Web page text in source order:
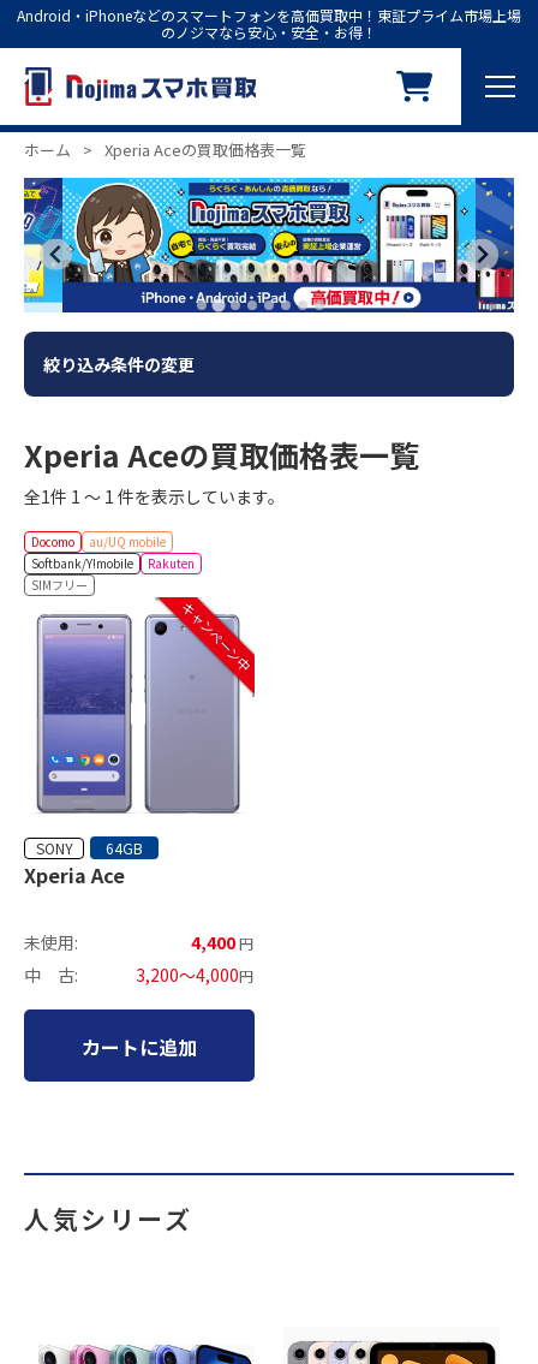
Android・iPhoneなどのスマートフォンを高価買取中！東証プライム市場上場
のノジマなら安心・安全・お得！
ホーム > Xperia Aceの買取価格表一覧
絞り込み条件の変更
Xperia Aceの買取価格表一覧
全1件 1 ～ 1 件を表示しています。
Docomo
au/UQ mobile
Softbank/Y!mobile
Rakuten
SIMフリー
キャンペーン中
SONY 64GB
Xperia Ace
未使用: 4,400円
中 古: 3,200～4,000円
カートに追加
人気シリーズ